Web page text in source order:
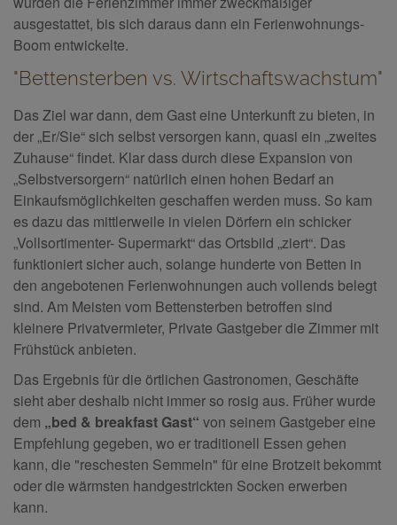
ausgestattet, bis sich daraus dann ein Ferienwohnungs-
Boom entwickelte.
"Bettensterben vs. Wirtschaftswachstum"
Das Ziel war dann, dem Gast eine Unterkunft zu bieten, in
der „Er/Sie“ sich selbst versorgen kann, quasi ein „zweites
Zuhause“ findet. Klar dass durch diese Expansion von
„Selbstversorgern“ natürlich einen hohen Bedarf an
Einkaufsmöglichkeiten geschaffen werden muss. So kam
es dazu das mittlerweile in vielen Dörfern ein schicker
„Vollsortimenter- Supermarkt“ das Ortsbild „ziert“. Das
funktioniert sicher auch, solange hunderte von Betten in
den angebotenen Ferienwohnungen auch vollends belegt
sind. Am Meisten vom Bettensterben betroffen sind
kleinere Privatvermieter, Private Gastgeber die Zimmer mit
Frühstück anbieten.
Das Ergebnis für die örtlichen Gastronomen, Geschäfte
sieht aber deshalb nicht immer so rosig aus. Früher wurde
dem „bed & breakfast Gast“ von seinem Gastgeber eine
Empfehlung gegeben, wo er traditionell Essen gehen
kann, die "reschesten Semmeln" für eine Brotzeit bekommt
oder die wärmsten handgestrickten Socken erwerben
kann.